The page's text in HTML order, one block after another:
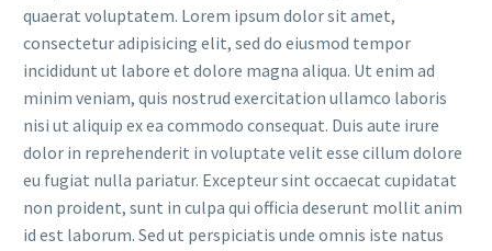
quaerat voluptatem. Lorem ipsum dolor sit amet,
consectetur adipisicing elit, sed do eiusmod tempor
incididunt ut labore et dolore magna aliqua. Ut enim ad
minim veniam, quis nostrud exercitation ullamco laboris
nisi ut aliquip ex ea commodo consequat. Duis aute irure
dolor in reprehenderit in voluptate velit esse cillum dolore
eu fugiat nulla pariatur. Excepteur sint occaecat cupidatat
non proident, sunt in culpa qui officia deserunt mollit anim
id est laborum. Sed ut perspiciatis unde omnis iste natus